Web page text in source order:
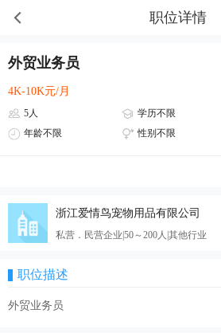
职位详情
外贸业务员
4K-10K元/月
5人
学历不限
年龄不限
性别不限
浙江爱情鸟宠物用品有限公司
私营．民营企业|50～200人|其他行业
职位描述
外贸业务员